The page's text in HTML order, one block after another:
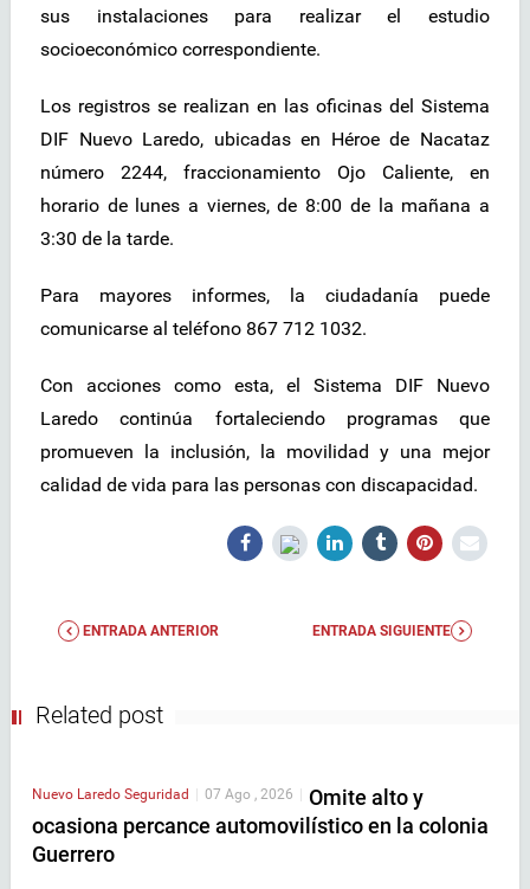
sus instalaciones para realizar el estudio
socioeconómico correspondiente.
Los registros se realizan en las oficinas del Sistema
DIF Nuevo Laredo, ubicadas en Héroe de Nacataz
número 2244, fraccionamiento Ojo Caliente, en
horario de lunes a viernes, de 8:00 de la mañana a
3:30 de la tarde.
Para mayores informes, la ciudadanía puede
comunicarse al teléfono 867 712 1032.
Con acciones como esta, el Sistema DIF Nuevo
Laredo continúa fortaleciendo programas que
promueven la inclusión, la movilidad y una mejor
calidad de vida para las personas con discapacidad.
ENTRADA ANTERIOR ENTRADA SIGUIENTE
Related post
Nuevo Laredo Seguridad 07 Ago , 2026
Omite alto y
ocasiona percance automovilístico en la colonia
Guerrero